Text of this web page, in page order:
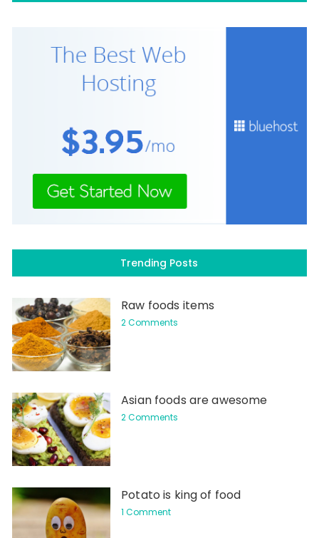
Trending Posts
Raw foods items
2 Comments
Asian foods are awesome
2 Comments
Potato is king of food
1 Comment